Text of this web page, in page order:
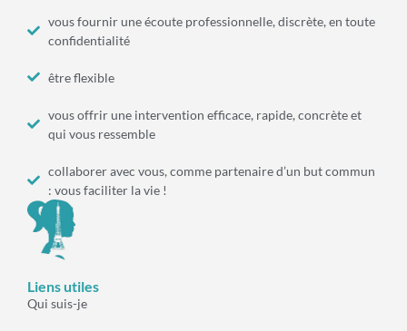
vous fournir une écoute professionnelle, discrète, en toute
confidentialité
être flexible
vous offrir une intervention efficace, rapide, concrète et
qui vous ressemble
collaborer avec vous, comme partenaire d’un but commun
: vous faciliter la vie !
Liens utiles
Qui suis-je